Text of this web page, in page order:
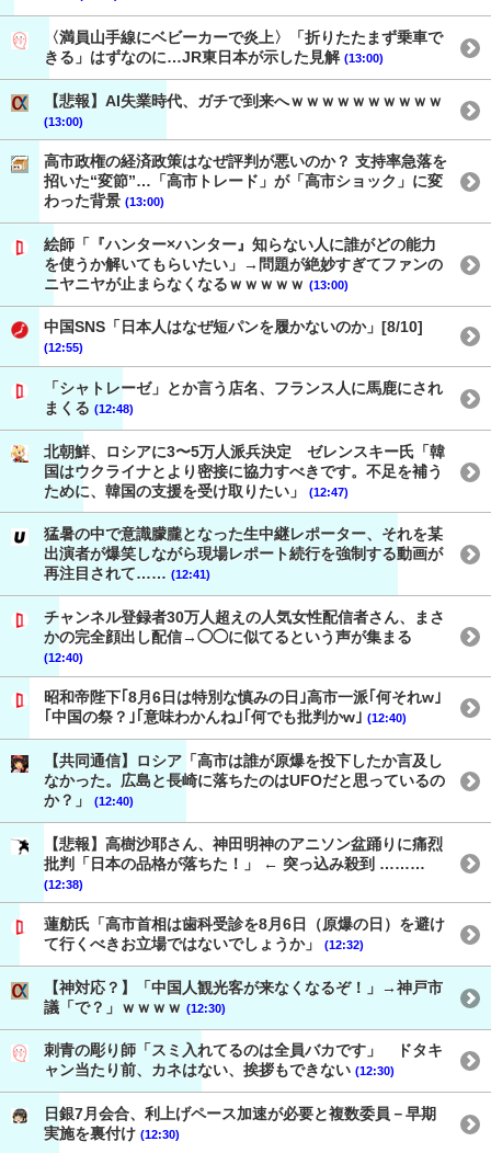
〈満員山手線にベビーカーで炎上〉「折りたたまず乗車で
きる」はずなのに…JR東日本が示した見解 (13:00)
【悲報】AI失業時代、ガチで到来へｗｗｗｗｗｗｗｗｗｗ
(13:00)
高市政権の経済政策はなぜ評判が悪いのか？ 支持率急落を
招いた“変節”…「高市トレード」が「高市ショック」に変
わった背景 (13:00)
絵師「『ハンター×ハンター』知らない人に誰がどの能力
を使うか解いてもらいたい」→問題が絶妙すぎてファンの
ニヤニヤが止まらなくなるｗｗｗｗｗ (13:00)
中国SNS「日本人はなぜ短パンを履かないのか」[8/10]
(12:55)
「シャトレーゼ」とか言う店名、フランス人に馬鹿にされ
まくる (12:48)
北朝鮮、ロシアに3〜5万人派兵決定 ゼレンスキー氏「韓
国はウクライナとより密接に協力すべきです。不足を補う
ために、韓国の支援を受け取りたい」
(12:47)
猛暑の中で意識朦朧となった生中継レポーター、それを某
出演者が爆笑しながら現場レポート続行を強制する動画が
再注目されて…… (12:41)
チャンネル登録者30万人超えの人気女性配信者さん、まさ
かの完全顔出し配信→◯◯に似てるという声が集まる
(12:40)
昭和帝陛下｢8月6日は特別な慎みの日｣高市一派｢何それw｣
｢中国の祭？｣｢意味わかんね｣｢何でも批判かw｣ (12:40)
【共同通信】ロシア「高市は誰が原爆を投下したか言及し
なかった。広島と長崎に落ちたのはUFOだと思っているの
か？」
(12:40)
【悲報】高樹沙耶さん、神田明神のアニソン盆踊りに痛烈
批判「日本の品格が落ちた！」 ← 突っ込み殺到 ………
(12:38)
蓮舫氏「高市首相は歯科受診を8月6日（原爆の日）を避け
て行くべきお立場ではないでしょうか」
(12:32)
【神対応？】「中国人観光客が来なくなるぞ！」→神戸市
議「で？」ｗｗｗｗ (12:30)
刺青の彫り師「スミ入れてるのは全員バカです」 ドタキ
ャン当たり前、カネはない、挨拶もできない (12:30)
日銀7月会合、利上げペース加速が必要と複数委員－早期
実施を裏付け (12:30)